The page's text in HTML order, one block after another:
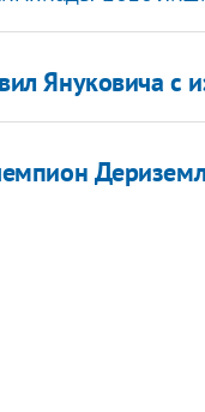
Януковича с